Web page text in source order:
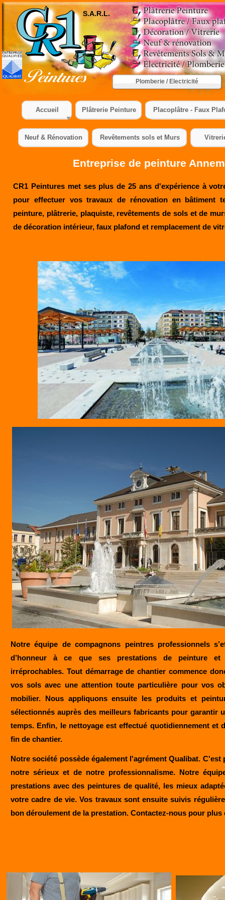
S.A.R.L.
Accueil Plâtrerie Peinture Placoplâtre - Faux
Neuf & Rénovation Revêtements sols et Murs
Plomberie / Electricité
CR1 Peintures met ses plus de 25 ans d'expérience à
pour effectuer vos travaux de rénovation en bâtiment
peinture, plâtrerie, plaquiste, revêtements de sols et de
de décoration intérieur, faux plafond et remplacement de
Entreprise de peinture
Notre équipe de compagnons peintres professionnels
d’honneur à ce que ses prestations de peinture et
irréprochables. Tout démarrage de chantier commence
vos sols avec une attention toute particulière pour vos
mobilier. Nous appliquons ensuite les produits et
sélectionnés auprès des meilleurs fabricants pour garantir
temps. Enfin, le nettoyage est effectué quotidiennement et
fin de chantier.
Notre société possède également l'agrément Qualibat. C'est
notre sérieux et de notre professionnalisme. Notre
prestations avec des peintures de qualité, les mieux
votre cadre de vie. Vos travaux sont ensuite suivis
bon déroulement de la prestation. Contactez-nous pour plus